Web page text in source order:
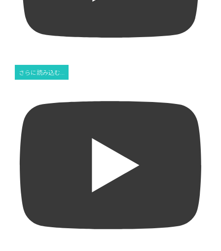
さらに読み込む...